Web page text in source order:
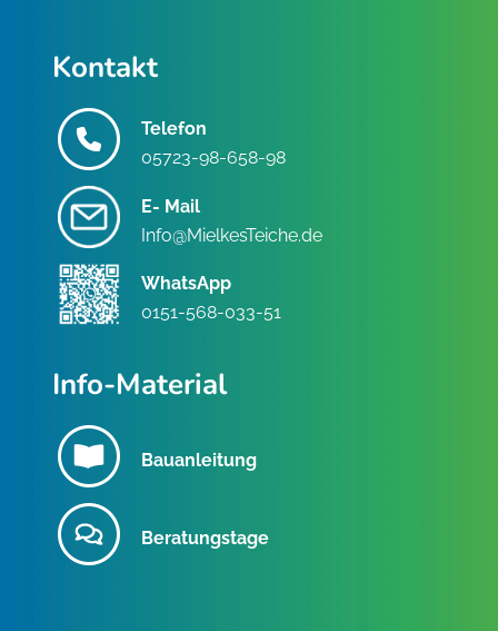
Kontakt
Telefon
05723-98-658-98
E- Mail
Info@MielkesTeiche.de
WhatsApp
0151-568-033-51
Info-Material
Bauanleitung
Beratungstage